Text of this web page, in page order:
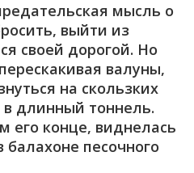
мысль о
выйти из
своей дорогой. Но
валуны,
на скользких
в длинный тоннель.
его конце, виднелась
песочного